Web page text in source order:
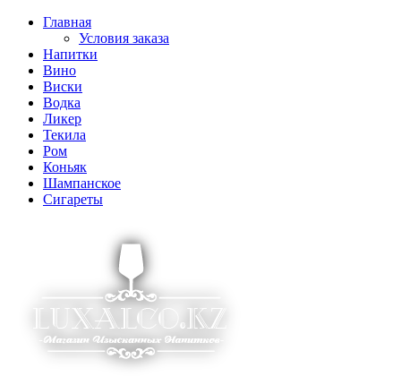
Главная
Условия заказа
Напитки
Вино
Виски
Водка
Ликер
Текила
Ром
Коньяк
Шампанское
Сигареты